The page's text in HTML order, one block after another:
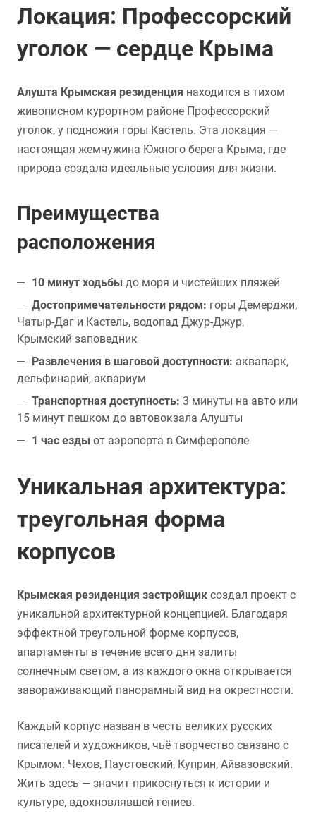
Локация: Профессорский
уголок — сердце Крыма
Алушта Крымская резиденция находится в тихом
живописном курортном районе Профессорский
уголок, у подножия горы Кастель. Эта локация —
настоящая жемчужина Южного берега Крыма, где
природа создала идеальные условия для жизни.
Преимущества
расположения
10 минут ходьбы до моря и чистейших пляжей
Достопримечательности рядом: горы Демерджи,
Чатыр-Даг и Кастель, водопад Джур-Джур,
Крымский заповедник
Развлечения в шаговой доступности: аквапарк,
дельфинарий, аквариум
Транспортная доступность: 3 минуты на авто или
15 минут пешком до автовокзала Алушты
1 час езды от аэропорта в Симферополе
Уникальная архитектура:
треугольная форма
корпусов
Крымская резиденция застройщик создал проект с
уникальной архитектурной концепцией. Благодаря
эффектной треугольной форме корпусов,
апартаменты в течение всего дня залиты
солнечным светом, а из каждого окна открывается
завораживающий панорамный вид на окрестности.
Каждый корпус назван в честь великих русских
писателей и художников, чьё творчество связано с
Крымом: Чехов, Паустовский, Куприн, Айвазовский.
Жить здесь — значит прикоснуться к истории и
культуре, вдохновлявшей гениев.